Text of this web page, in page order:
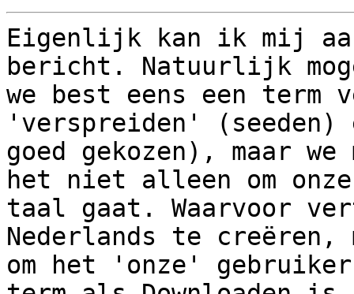
Eigenlijk kan ik mij
bericht. Natuurlijk
we best eens een term
'verspreiden' (seeden)
goed gekozen), maar
het niet alleen om onze
taal gaat. Waarvoor
Nederlands te creëren,
om het 'onze'